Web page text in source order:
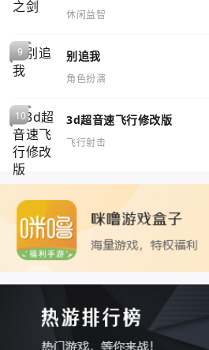
休闲益智
别追我
角色扮演
3d超音速飞行修改版
飞行射击